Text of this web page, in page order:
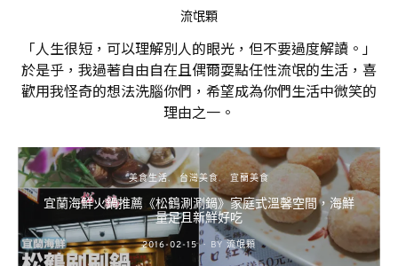
流氓顆
「人生很短，可以理解別人的眼光，但不要過度解讀。」
於是乎，我過著自由自在且偶爾耍點任性流氓的生活，喜
歡用我怪奇的想法洗腦你們，希望成為你們生活中微笑的
理由之一。
美食生活 台灣美食 宜蘭美食
宜蘭海鮮火鍋推薦《松鶴涮涮鍋》家庭式溫馨空間，海鮮
量足且新鮮好吃
POSTED
ON
2016-02-15 BY 流氓顆